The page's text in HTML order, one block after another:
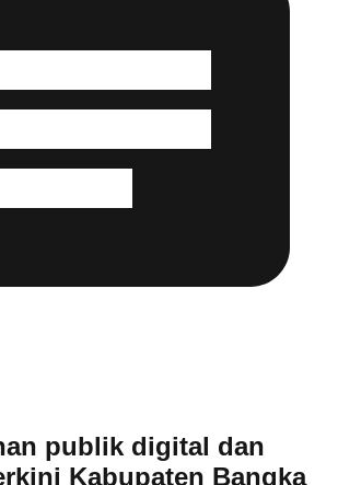
publik digital dan
Kabupaten Bangka